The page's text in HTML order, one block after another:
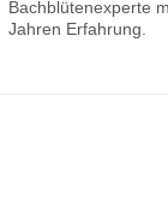
Bachblütenexperte
Jahren Erfahrung.